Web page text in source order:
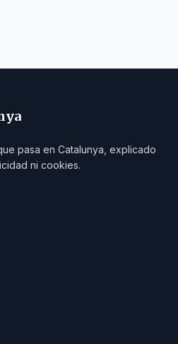
pasa en Catalunya, explicado
ni cookies.